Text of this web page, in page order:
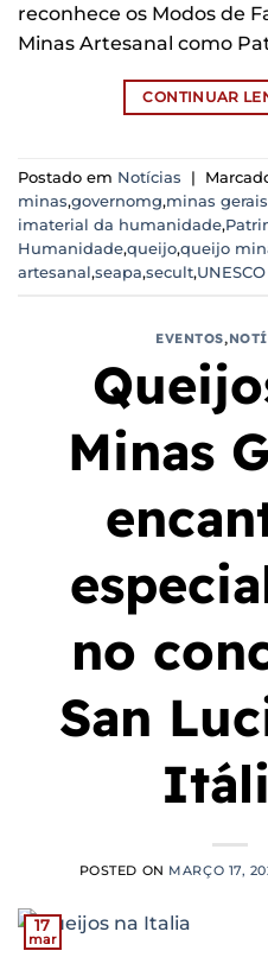
reconhece os Modos de
Minas Artesanal como
CONTINUAR
Postado em Notícias |
minas,governomg,minas gerais
imaterial da humanidade,
Humanidade,queijo,queijo
artesanal,seapa,secult,UNESCO
EVENTOS,
Minas
no
San
POSTED ON MARÇO 17,
17
mar